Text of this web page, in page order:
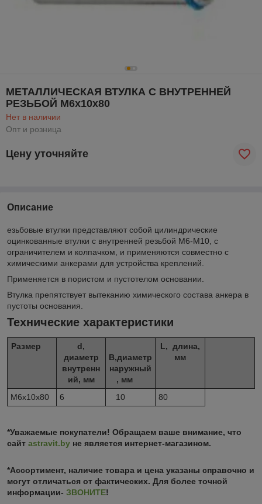
МЕТАЛЛИЧЕСКАЯ ВТУЛКА С ВНУТРЕННЕЙ
РЕЗЬБОЙ М6х10х80
Нет в наличии
Опт и розница
Цену уточняйте
Описание
езьбовые втулки представляют собой цилиндрические
оцинкованные втулки с внутренней резьбой М6-М10, с
ограничителем и колпачком, и применяются совместно с
химическими анкерами для устройства креплений.
Применяется в пористом и пустотелом основании.
Втулка препятствует вытеканию химического состава анкера в
пустоты основания.
Технические характеристики
Размер
d,
диаметр
внутренн
ий, мм
В,диаметр
наружный
, мм
L, длина,
мм
М6х10х80 6 10 80
*Уважаемые покупатели! Обращаем ваше внимание, что
сайт astravit.by не является интернет-магазином.
*Ассортимент, наличие товара и цена указаны справочно и
могут отличаться от фактических. Для более точной
информации- ЗВОНИТЕ!